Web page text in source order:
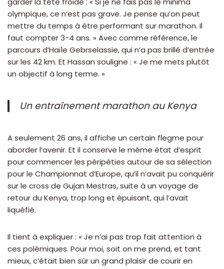
olympique, ce n’est pas grave. Je pense qu’on peut
mettre du temps à être performant sur marathon. Il
faut compter 3-4 ans. » Avec comme référence, le
parcours d’Haïle Gebrselassie, qui n’a pas brillé d’entrée
sur les 42 km. Et Hassan souligne : « Je me mets plutôt
un objectif à long terme. »
Un entraînement marathon au Kenya
A seulement 26 ans, il affiche un certain flegme pour
aborder l’avenir. Et il conserve le même état d’esprit
pour commencer les péripéties autour de sa sélection
pour le Championnat d’Europe, qu’il n’avait pu conquérir
sur le cross de Gujan Mestras, suite à un voyage de
retour du Kenya, trop long et épuisant, qui l’avait
liquéfié.
Il tient à expliquer : « Je n’ai pas trop fait attention à
ces polémiques. Pour moi, soit on me prend, et tant
mieux, c’était bien sûr un grand plaisir de courir en